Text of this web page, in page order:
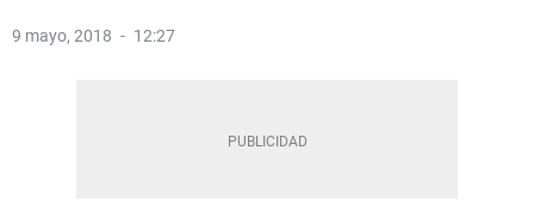
9 mayo, 2018 12:27